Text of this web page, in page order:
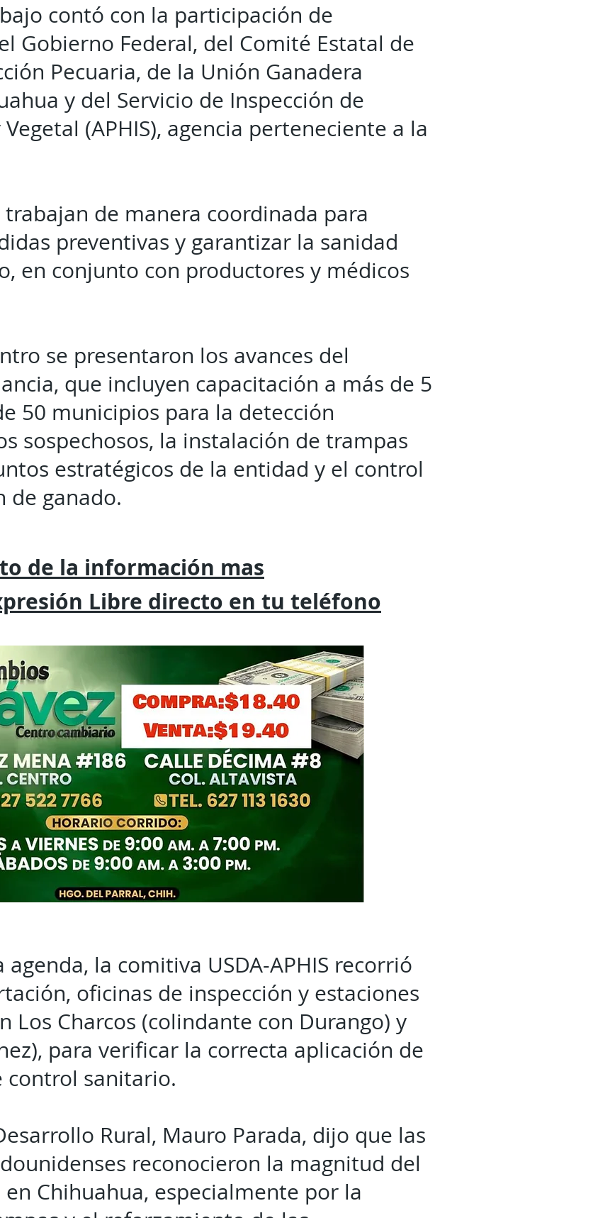
contó con la participación de
Gobierno Federal, del Comité Estatal de
Pecuaria, de la Unión Ganadera
y del Servicio de Inspección de
(APHIS), agencia perteneciente a la
trabajan de manera coordinada para
preventivas y garantizar la sanidad
en conjunto con productores y médicos
se presentaron los avances del
que incluyen capacitación a más de 5
50 municipios para la detección
sospechosos, la instalación de trampas
estratégicos de la entidad y el control
de ganado.
de la información mas
Libre directo en tu teléfono
la comitiva USDA-APHIS recorrió
oficinas de inspección y estaciones
Los Charcos (colindante con Durango) y
para verificar la correcta aplicación de
control sanitario.
Rural, Mauro Parada, dijo que las
reconocieron la magnitud del
Chihuahua, especialmente por la